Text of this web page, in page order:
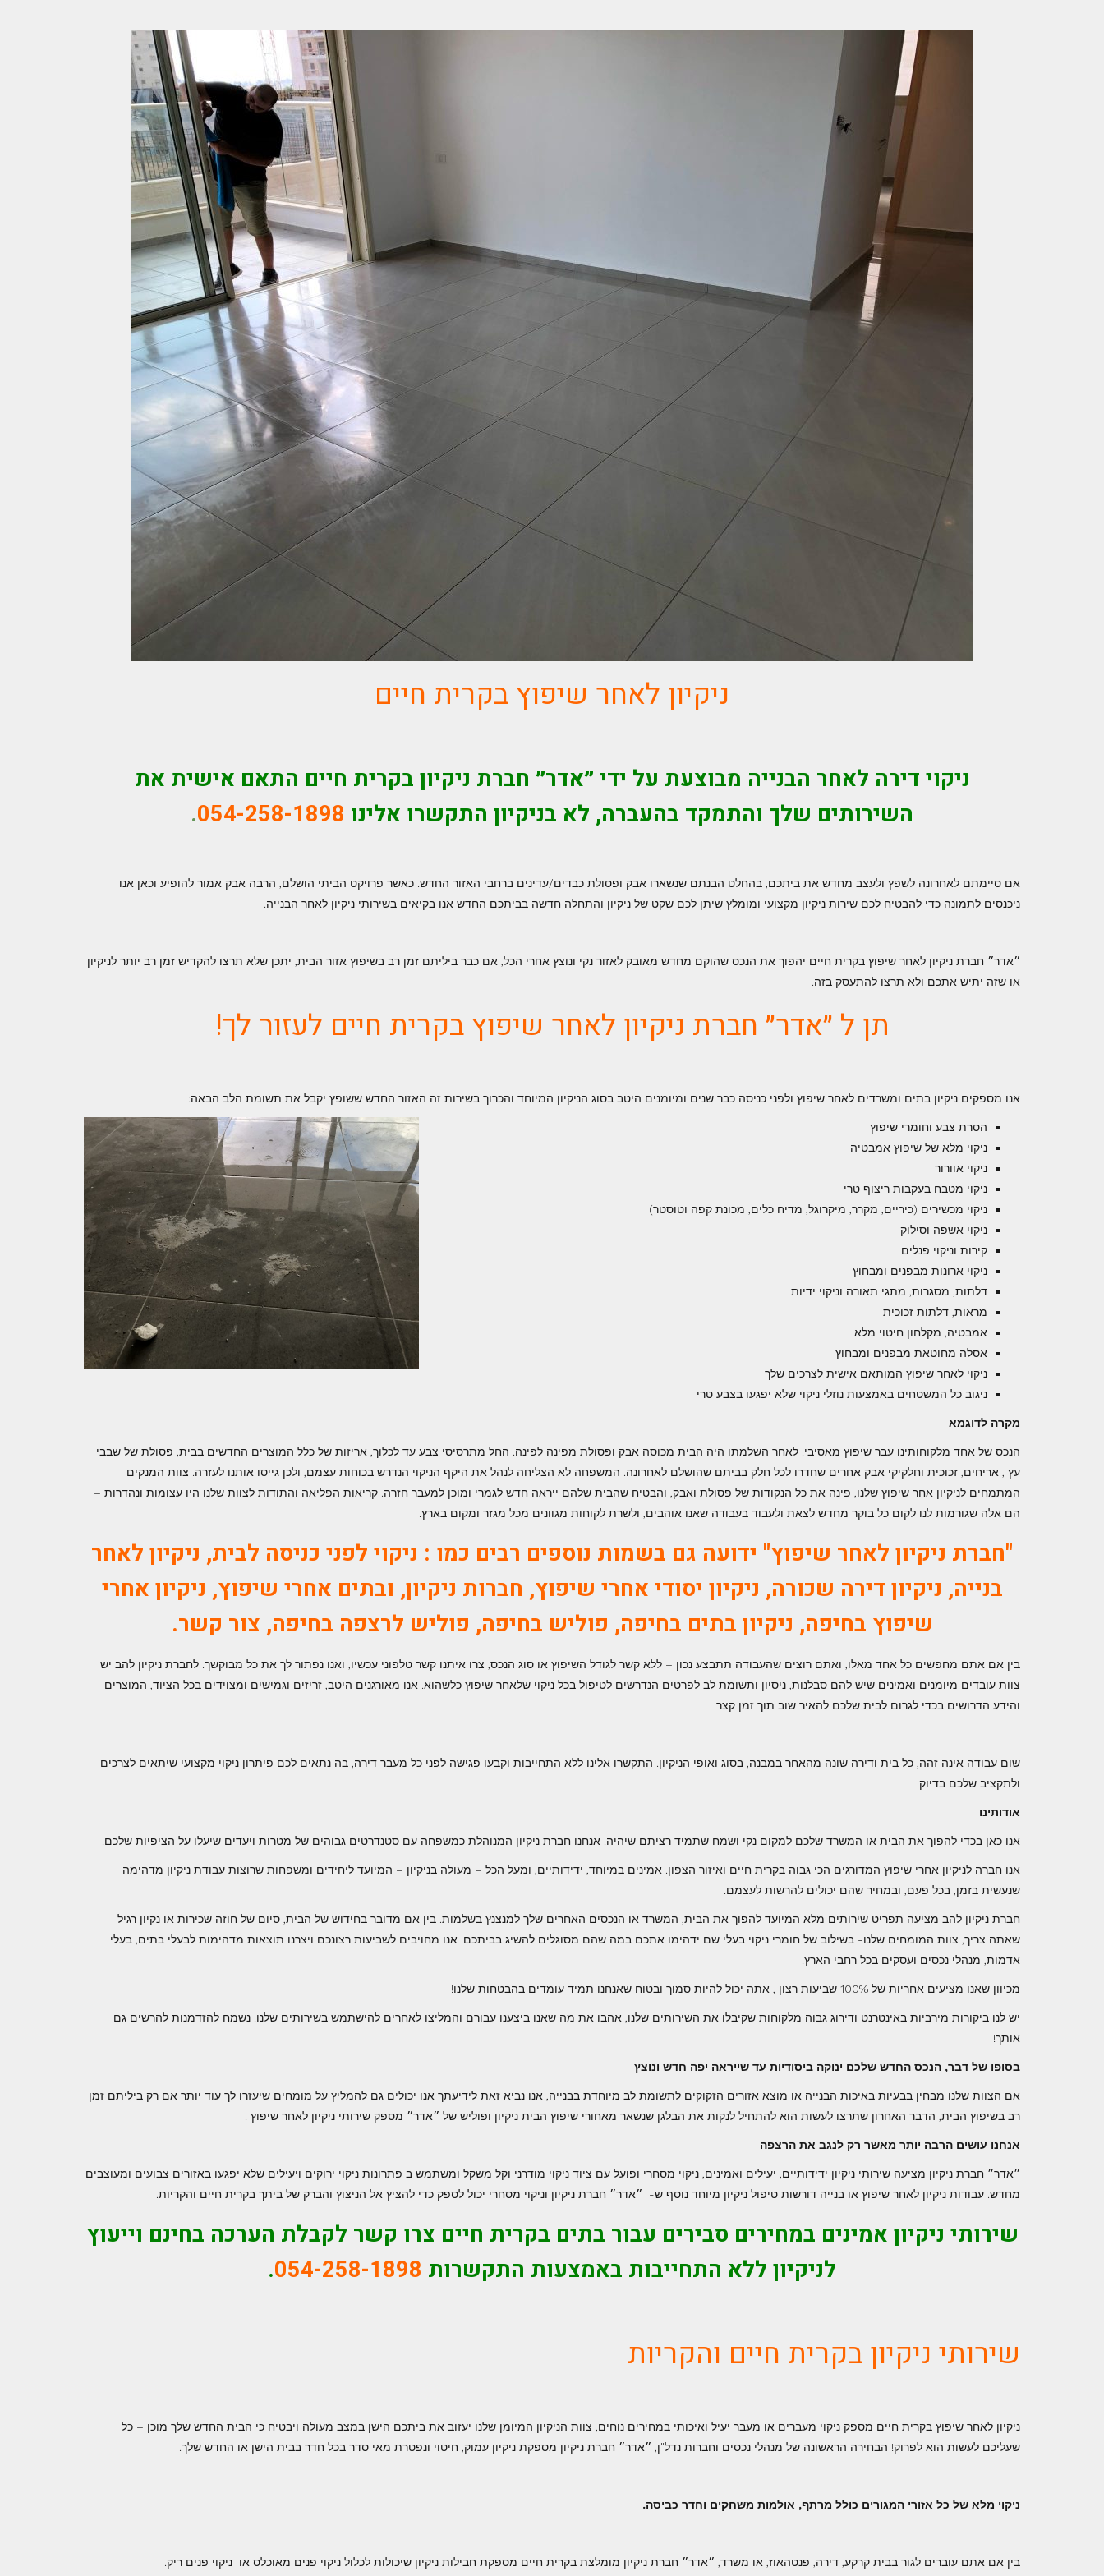
ניקיון לאחר שיפוץ בקרית חיים
ניקוי דירה לאחר הבנייה מבוצעת על ידי ״אדר״ חברת ניקיון בקרית חיים התאם אישית את
השירותים שלך והתמקד בהעברה, לא בניקיון התקשרו אלינו
.
אם סיימתם לאחרונה לשפץ ולעצב מחדש את ביתכם, בהחלט הבנתם שנשארו אבק ופסולת כבדים/עדינים ברחבי האזור החדש. כאשר פרויקט הביתי הושלם, הרבה אבק אמור להופיע וכאן אנו
ניכנסים לתמונה כדי להבטיח לכם שירות ניקיון מקצועי ומומלץ שיתן לכם שקט של ניקיון והתחלה חדשה בביתכם החדש אנו בקיאים בשירותי ניקיון לאחר הבנייה.
״אדר״ חברת ניקיון לאחר שיפוץ בקרית חיים יהפוך את הנכס שהוקם מחדש מאובק לאזור נקי ונוצץ אחרי הכל, אם כבר ביליתם זמן רב בשיפוץ אזור הבית, יתכן שלא תרצו להקדיש זמן רב יותר לניקיון
או שזה יתיש אתכם ולא תרצו להתעסק בזה.
תן ל ״אדר״ חברת ניקיון לאחר שיפוץ בקרית חיים לעזור לך!
אנו מספקים ניקיון בתים ומשרדים לאחר שיפוץ ולפני כניסה כבר שנים ומיומנים היטב בסוג הניקיון המיוחד והכרוך בשירות זה האזור החדש ששופץ יקבל את תשומת הלב הבאה:
הסרת צבע וחומרי שיפוץ
ניקוי מלא של שיפוץ אמבטיה
ניקוי אוורור
ניקוי מטבח בעקבות ריצוף טרי
ניקוי מכשירים (כיריים, מקרר, מיקרוגל, מדיח כלים, מכונת קפה וטוסטר)
ניקוי אשפה וסילוק
קירות וניקוי פנלים
ניקוי ארונות מבפנים ומבחוץ
דלתות, מסגרות, מתגי תאורה וניקוי ידיות
מראות, דלתות זכוכית
אמבטיה, מקלחון חיטוי מלא
אסלה מחוטאת מבפנים ומבחוץ
ניקוי לאחר שיפוץ המותאם אישית לצרכים שלך
ניגוב כל המשטחים באמצעות נוזלי ניקוי שלא יפגעו בצבע טרי
מקרה לדוגמא
הנכס של אחד מלקוחותינו עבר שיפוץ מאסיבי. לאחר השלמתו היה הבית מכוסה אבק ופסולת מפינה לפינה. החל מתרסיסי צבע עד לכלוך, אריזות של כלל המוצרים החדשים בבית, פסולת של שבבי
עץ , אריחים, זכוכית וחלקיקי אבק אחרים שחדרו לכל חלק בביתם שהושלם לאחרונה. המשפחה לא הצליחה לנהל את היקף הניקוי הנדרש בכוחות עצמם, ולכן גייסו אותנו לעזרה. צוות המנקים
המתמחים לניקיון אחר שיפוץ שלנו, פינה את כל הנקודות של פסולת ואבק, והבטיח שהבית שלהם ייראה חדש לגמרי ומוכן למעבר חזרה. קריאות הפליאה והתודות לצוות שלנו היו עצומות ונהדרות –
הם אלה שגורמות לנו לקום כל בוקר מחדש לצאת ולעבוד בעבודה שאנו אוהבים, ולשרת לקוחות מגוונים מכל מגזר ומקום בארץ.
"חברת ניקיון לאחר שיפוץ" ידועה גם בשמות נוספים רבים כמו : ניקוי לפני כניסה לבית, ניקיון לאחר
בנייה, ניקיון דירה שכורה, ניקיון יסודי אחרי שיפוץ, חברות ניקיון, ובתים אחרי שיפוץ, ניקיון אחרי
שיפוץ בחיפה, ניקיון בתים בחיפה, פוליש בחיפה, פוליש לרצפה בחיפה, צור קשר.
בין אם אתם מחפשים כל אחד מאלו, ואתם רוצים שהעבודה תתבצע נכון – ללא קשר לגודל השיפוץ או סוג הנכס, צרו איתנו קשר טלפוני עכשיו, ואנו נפתור לך את כל מבוקשך. לחברת ניקיון להב יש
צוות עובדים מיומנים ואמינים שיש להם סבלנות, ניסיון ותשומת לב לפרטים הנדרשים לטיפול בכל ניקוי שלאחר שיפוץ כלשהוא. אנו מאורגנים היטב, זריזים וגמישים ומצוידים בכל הציוד, המוצרים
והידע הדרושים בכדי לגרום לבית שלכם להאיר שוב תוך זמן קצר.
שום עבודה אינה זהה, כל בית ודירה שונה מהאחר במבנה, בסוג ואופי הניקיון. התקשרו אלינו ללא התחייבות וקבעו פגישה לפני כל מעבר דירה, בה נתאים לכם פיתרון ניקוי מקצועי שיתאים לצרכים
ולתקציב שלכם בדיוק.
אודותינו
אנו כאן בכדי להפוך את הבית או המשרד שלכם למקום נקי ושמח שתמיד רציתם שיהיה. אנחנו חברת ניקיון המנוהלת כמשפחה עם סטנדרטים גבוהים של מטרות ויעדים שיעלו על הציפיות שלכם.
אנו חברה לניקיון אחרי שיפוץ המדורגים הכי גבוה בקרית חיים ואיזור הצפון. אמינים במיוחד, ידידותיים, ומעל הכל – מעולה בניקיון – המיועד ליחידים ומשפחות שרוצות עבודת ניקיון מדהימה
שנעשית בזמן, בכל פעם, ובמחיר שהם יכולים להרשות לעצמם.
חברת ניקיון להב מציעה תפריט שירותים מלא המיועד להפוך את הבית, המשרד או הנכסים האחרים שלך למנצנץ בשלמות. בין אם מדובר בחידוש של הבית, סיום של חוזה שכירות או נקיון רגיל
שאתה צריך, צוות המומחים שלנו- בשילוב של חומרי ניקוי בעלי שם ידהימו אתכם במה שהם מסוגלים להשיג בביתכם. אנו מחויבים לשביעות רצונכם ויצרנו תוצאות מדהימות לבעלי בתים, בעלי
אדמות, מנהלי נכסים ועסקים בכל רחבי הארץ.
מכיוון שאנו מציעים אחריות של 100% שביעות רצון , אתה יכול להיות סמוך ובטוח שאנחנו תמיד עומדים בהבטחות שלנו!
יש לנו ביקורות מירביות באינטרנט ודירוג גבוה מלקוחות שקיבלו את השירותים שלנו, אהבו את מה שאנו ביצענו עבורם והמליצו לאחרים להישתמש בשירותים שלנו. נשמח להזדמנות להרשים גם
אותך!
בסופו של דבר, הנכס החדש שלכם ינוקה ביסודיות עד שייראה יפה חדש ונוצץ
אם הצוות שלנו מבחין בבעיות באיכות הבנייה או מוצא אזורים הזקוקים לתשומת לב מיוחדת בבנייה, אנו נביא זאת לידיעתך אנו יכולים גם להמליץ ​​על מומחים שיעזרו לך עוד יותר אם רק ביליתם זמן
רב בשיפוץ הבית, הדבר האחרון שתרצו לעשות הוא להתחיל לנקות את הבלגן שנשאר מאחורי שיפוץ הבית ניקיון ופוליש של ״אדר״ מספק שירותי ניקיון לאחר שיפוץ .
אנחנו עושים הרבה יותר מאשר רק לנגב את הרצפה
״אדר״ חברת ניקיון מציעה שירותי ניקיון ידידותיים, יעילים ואמינים, ניקוי מסחרי ופועל עם ציוד ניקוי מודרני וקל משקל ומשתמש ב פתרונות ניקוי ירוקים ויעילים שלא יפגעו באזורים צבועים ומעוצבים
מחדש. עבודות ניקיון לאחר שיפוץ או בנייה דורשות טיפול ניקיון מיוחד נוסף ש- ״אדר״ חברת ניקיון וניקוי מסחרי יכול לספק כדי להציץ אל הניצוץ והברק של ביתך בקרית חיים והקריות.
שירותי ניקיון אמינים במחירים סבירים עבור בתים בקרית חיים צרו קשר לקבלת הערכה בחינם וייעוץ
לניקיון ללא התחייבות באמצעות התקשרות 054-258-1898
.
שירותי ניקיון בקרית חיים והקריות
ניקיון לאחר שיפוץ בקרית חיים מספק ניקוי מעברים או מעבר יעיל ואיכותי במחירים נוחים, צוות הניקיון המיומן שלנו יעזוב את ביתכם הישן במצב מעולה ויבטיח כי הבית החדש שלך מוכן – כל
שעליכם לעשות הוא לפרוק! הבחירה הראשונה של מנהלי נכסים וחברות נדל"ן, ״אדר״ חברת ניקיון מספקת ניקיון עמוק, חיטוי ונפטרת מאי סדר בכל חדר בבית הישן או החדש שלך.
ניקוי מלא של כל אזורי המגורים כולל מרתף, אולמות משחקים וחדר כביסה.
בין אם אתם עוברים לגור בבית קרקע, דירה, פנטהאוז, או משרד, ״אדר״ חברת ניקיון מומלצת בקרית חיים מספקת חבילות ניקיון שיכולות לכלול ניקוי פנים מאוכלס או ניקוי פנים ריק.